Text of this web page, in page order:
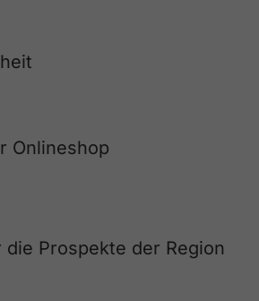
Onlineshop
Prospekte der Region